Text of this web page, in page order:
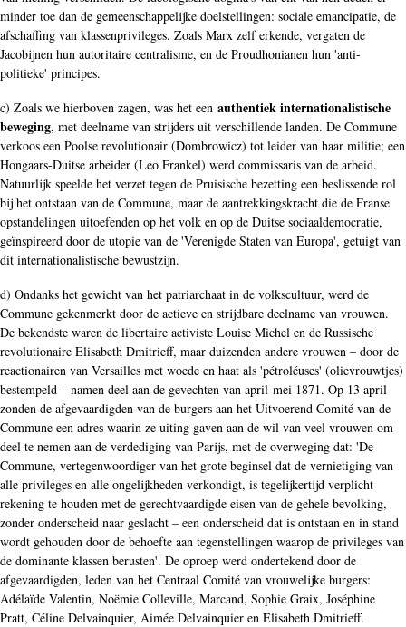
minder toe dan de gemeenschappelijke doelstellingen: sociale emancipatie, de
afschaffing van klassenprivileges. Zoals Marx zelf erkende, vergaten de
Jacobijnen hun autoritaire centralisme, en de Proudhonianen hun 'anti-
politieke' principes.
c) Zoals we hierboven zagen, was het een authentiek internationalistische
beweging, met deelname van strijders uit verschillende landen. De Commune
verkoos een Poolse revolutionair (Dombrowicz) tot leider van haar militie; een
Hongaars-Duitse arbeider (Leo Frankel) werd commissaris van de arbeid.
Natuurlijk speelde het verzet tegen de Pruisische bezetting een beslissende rol
bij het ontstaan van de Commune, maar de aantrekkingskracht die de Franse
opstandelingen uitoefenden op het volk en op de Duitse sociaaldemocratie,
geïnspireerd door de utopie van de 'Verenigde Staten van Europa', getuigt van
dit internationalistische bewustzijn.
d) Ondanks het gewicht van het patriarchaat in de volkscultuur, werd de
Commune gekenmerkt door de actieve en strijdbare deelname van vrouwen.
De bekendste waren de libertaire activiste Louise Michel en de Russische
revolutionaire Elisabeth Dmitrieff, maar duizenden andere vrouwen – door de
reactionairen van Versailles met woede en haat als 'pétroléuses' (olievrouwtjes)
bestempeld – namen deel aan de gevechten van april-mei 1871. Op 13 april
zonden de afgevaardigden van de burgers aan het Uitvoerend Comité van de
Commune een adres waarin ze uiting gaven aan de wil van veel vrouwen om
deel te nemen aan de verdediging van Parijs, met de overweging dat: 'De
Commune, vertegenwoordiger van het grote beginsel dat de vernietiging van
alle privileges en alle ongelijkheden verkondigt, is tegelijkertijd verplicht
rekening te houden met de gerechtvaardigde eisen van de gehele bevolking,
zonder onderscheid naar geslacht – een onderscheid dat is ontstaan en in stand
wordt gehouden door de behoefte aan tegenstellingen waarop de privileges van
de dominante klassen berusten'. De oproep werd ondertekend door de
afgevaardigden, leden van het Centraal Comité van vrouwelijke burgers:
Adélaïde Valentin, Noëmie Colleville, Marcand, Sophie Graix, Joséphine
Pratt, Céline Delvainquier, Aimée Delvainquier en Elisabeth Dmitrieff.